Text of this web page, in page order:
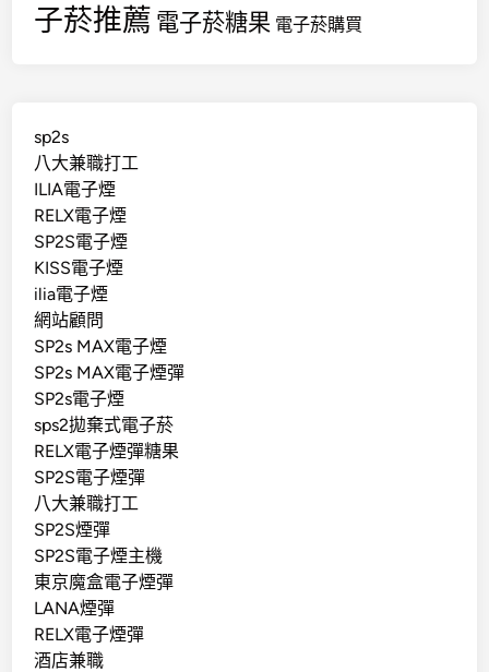
子菸推薦 電子菸糖果 電子菸購買
sp2s
八大兼職打工
ILIA電子煙
RELX電子煙
SP2S電子煙
KISS電子煙
ilia電子煙
網站顧問
SP2s MAX電子煙
SP2s MAX電子煙彈
SP2s電子煙
sps2拋棄式電子菸
RELX電子煙彈糖果
SP2S電子煙彈
八大兼職打工
SP2S煙彈
SP2S電子煙主機
東京魔盒電子煙彈
LANA煙彈
RELX電子煙彈
酒店兼職